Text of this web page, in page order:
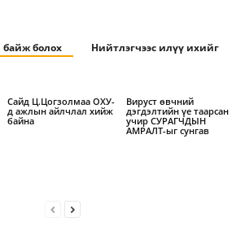
байж болох Нийтлэгчээс илүү ихийг
Cайд Ц.Цогзолмаа ОХУ-
д ажлын айлчлал хийж
байна
Вируст өвчний
дэгдэлтийн үе таарсан
учир СУРАГЧДЫН
АМРАЛТ-ыг сунгав